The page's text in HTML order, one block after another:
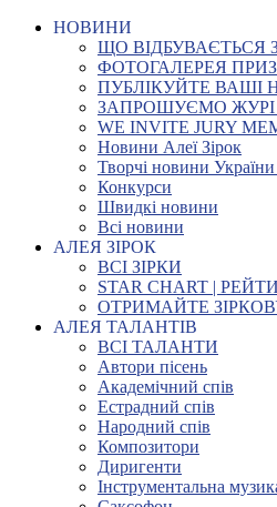
НОВИНИ
ЩО ВІДБУВАЄТЬСЯ
ФОТОГАЛЕРЕЯ
ПУБЛІКУЙТЕ ВАШІ
ЗАПРОШУЄМО ЖУРІ
WE INVITE JURY
Новини Алеї Зірок
Творчі новини України
Конкурси
Швидкі новини
Всі новини
АЛЕЯ ЗІРОК
ВСІ ЗІРКИ
STAR CHART |
ОТРИМАЙТЕ
АЛЕЯ ТАЛАНТІВ
ВСІ ТАЛАНТИ
Автори пісень
Академічний спів
Естрадний спів
Народний спів
Композитори
Диригенти
Інструментальна